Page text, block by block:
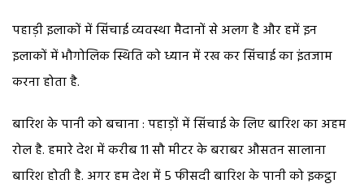
पहाड़ी इलाकों में सिंचाई व्यवस्था मैदानों से अलग है और हमें इन
इलाकों में भौगोलिक स्थिति को ध्यान में रख कर सिंचाई का इंतजाम
करना होता है.
बारिश के पानी को बचाना : पहाड़ों में सिंचाई के लिए बारिश का अहम
रोल है. हमारे देश में करीब 11 सौ मीटर के बराबर औसतन सालाना
बारिश होती है. अगर हम देश में 5 फीसदी बारिश के पानी को इकट्ठा